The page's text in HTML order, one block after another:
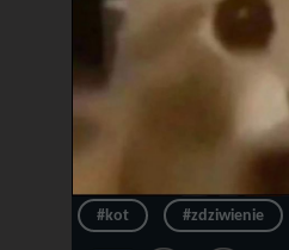
#kot #zdziwienie